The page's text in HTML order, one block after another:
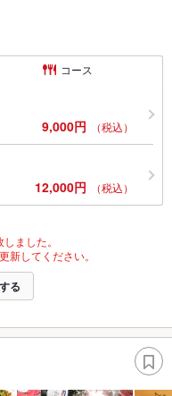
コース
9,000円 （税込）
12,000円 （税込）
ました。
新してください。
る